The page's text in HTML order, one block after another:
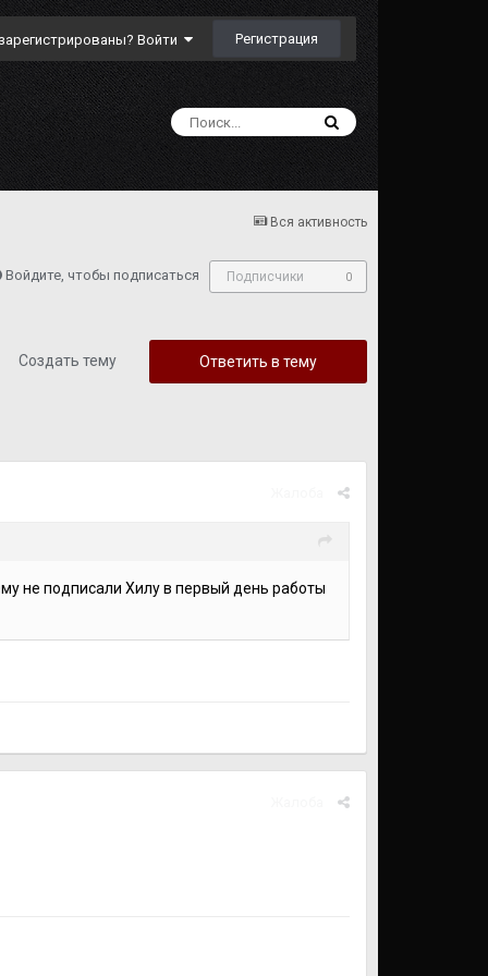
Войти Регистрация
Вся активность
Войдите, чтобы подписаться Подписчики 0
Ответить в тему
Создать тему
не подписали Хилу в первый день работы